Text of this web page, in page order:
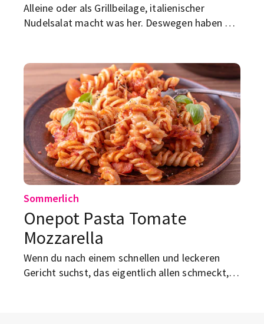
Alleine oder als Grillbeilage, italienischer
Nudelsalat macht was her. Deswegen haben wir
Sommerlich
Onepot Pasta Tomate
Mozzarella
Wenn du nach einem schnellen und leckeren
Gericht suchst, das eigentlich allen schmeckt,